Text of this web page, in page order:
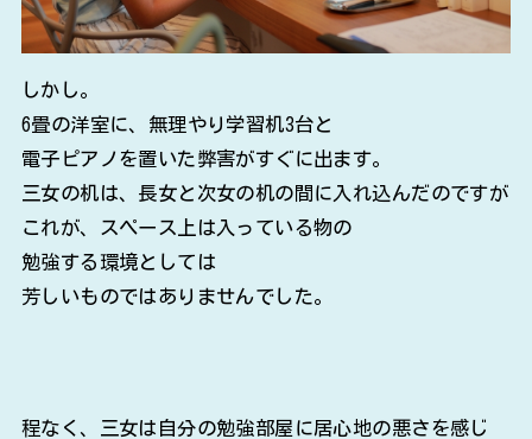
しかし。
6畳の洋室に、無理やり学習机3台と
電子ピアノを置いた弊害がすぐに出ます。
三女の机は、長女と次女の机の間に入れ込んだのですが
これが、スペース上は入っている物の
勉強する環境としては
芳しいものではありませんでした。
程なく、三女は自分の勉強部屋に居心地の悪さを感じ